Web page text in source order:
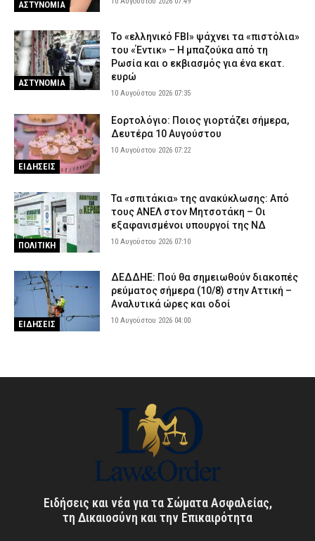
ΑΣΤΥΝΟΜΙΑ
ΑΣΤΥΝΟΜΙΑ
Το «ελληνικό FBI» ψάχνει τα «πιστόλια»
του «Έντικ» – Η μπαζούκα από τη
Ρωσία και ο εκβιασμός για ένα εκατ.
ευρώ
10 Αυγούστου 2026 07:35
ΕΙΔΗΣΕΙΣ
Εορτολόγιο: Ποιος γιορτάζει σήμερα,
Δευτέρα 10 Αυγούστου
10 Αυγούστου 2026 07:22
ΠΟΛΙΤΙΚΗ
Τα «σπιτάκια» της ανακύκλωσης: Από
τους ΑΝΕΛ στον Μητσοτάκη – Οι
εξαφανισμένοι υπουργοί της ΝΔ
10 Αυγούστου 2026 07:10
ΕΙΔΗΣΕΙΣ
ΔΕΔΔΗΕ: Πού θα σημειωθούν διακοπές
ρεύματος σήμερα (10/8) στην Αττική –
Αναλυτικά ώρες και οδοί
10 Αυγούστου 2026 04:00
Ειδήσεις και νέα για τα Σώματα Ασφαλείας,
τη Δικαιοσύνη και την Επικαιρότητα